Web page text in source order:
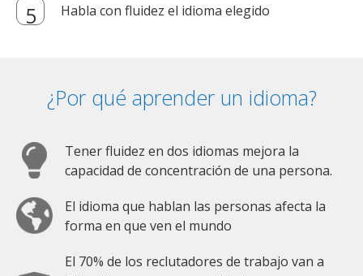
Habla con fluidez el idioma elegido
¿Por qué aprender un idioma?
Tener fluidez en dos idiomas mejora la
capacidad de concentración de una persona.
El idioma que hablan las personas afecta la
forma en que ven el mundo
El 70% de los reclutadores de trabajo van a